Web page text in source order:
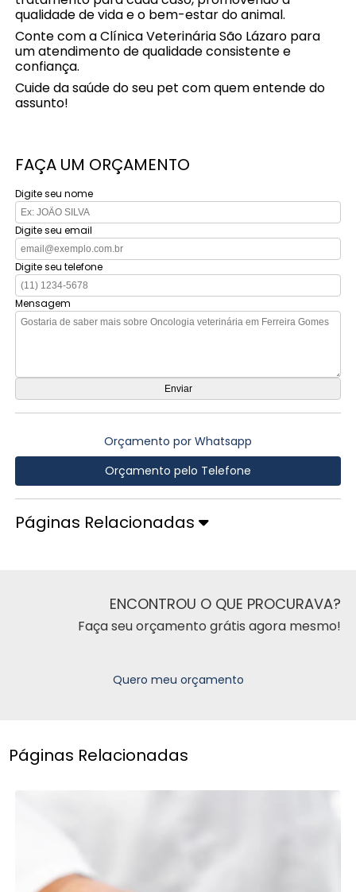
qualidade de vida e o bem-estar do animal.
Conte com a Clínica Veterinária São Lázaro para
um atendimento de qualidade consistente e
confiança.
Cuide da saúde do seu pet com quem entende do
assunto!
FAÇA UM ORÇAMENTO
Digite seu nome
Digite seu email
Digite seu telefone
Mensagem
Orçamento por Whatsapp
Orçamento pelo Telefone
Páginas Relacionadas
ENCONTROU O QUE PROCURAVA?
Faça seu orçamento grátis agora mesmo!
Quero meu orçamento
Páginas Relacionadas